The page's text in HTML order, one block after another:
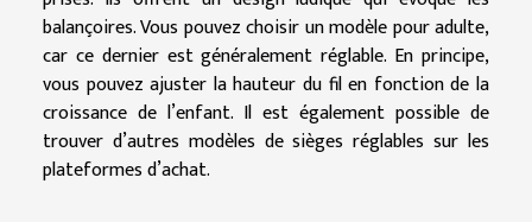
balançoires. Vous pouvez choisir un modèle pour adulte,
car ce dernier est généralement réglable. En principe,
vous pouvez ajuster la hauteur du fil en fonction de la
croissance de l’enfant. Il est également possible de
trouver d’autres modèles de sièges réglables sur les
plateformes d’achat.